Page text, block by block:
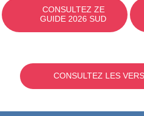
CONSULTEZ ZE
GUIDE 2026 SUD
CONSULTEZ LES